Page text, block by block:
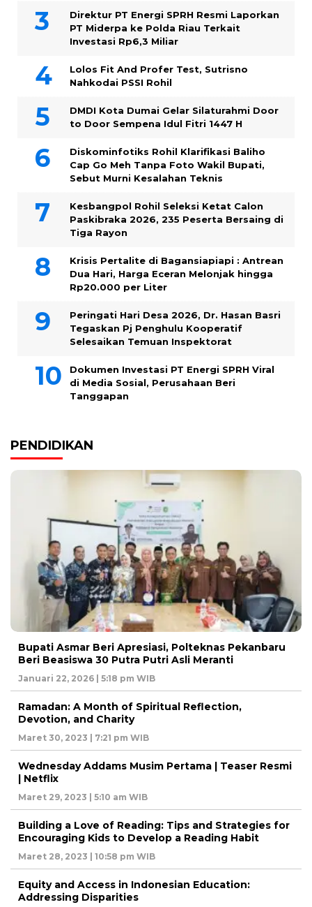
Direktur PT Energi SPRH Resmi Laporkan
PT Miderpa ke Polda Riau Terkait
Investasi Rp6,3 Miliar
Lolos Fit And Profer Test, Sutrisno
Nahkodai PSSI Rohil
DMDI Kota Dumai Gelar Silaturahmi Door
to Door Sempena Idul Fitri 1447 H
Diskominfotiks Rohil Klarifikasi Baliho
Cap Go Meh Tanpa Foto Wakil Bupati,
Sebut Murni Kesalahan Teknis
Kesbangpol Rohil Seleksi Ketat Calon
Paskibraka 2026, 235 Peserta Bersaing di
Tiga Rayon
Krisis Pertalite di Bagansiapiapi : Antrean
Dua Hari, Harga Eceran Melonjak hingga
Rp20.000 per Liter
Peringati Hari Desa 2026, Dr. Hasan Basri
Tegaskan Pj Penghulu Kooperatif
Selesaikan Temuan Inspektorat
Dokumen Investasi PT Energi SPRH Viral
di Media Sosial, Perusahaan Beri
Tanggapan
PENDIDIKAN
Bupati Asmar Beri Apresiasi, Polteknas Pekanbaru
Beri Beasiswa 30 Putra Putri Asli Meranti
Januari 22, 2026 | 5:18 pm WIB
Ramadan: A Month of Spiritual Reflection,
Devotion, and Charity
Maret 30, 2023 | 7:21 pm WIB
Wednesday Addams Musim Pertama | Teaser Resmi
| Netflix
Maret 29, 2023 | 5:10 am WIB
Building a Love of Reading: Tips and Strategies for
Encouraging Kids to Develop a Reading Habit
Maret 28, 2023 | 10:58 pm WIB
Equity and Access in Indonesian Education:
Addressing Disparities